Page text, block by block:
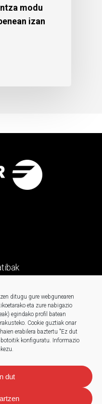
ditugu gure webgunearen
eta zure nabigazio
egindako profil batean
Cookie guztiak onar
erabilera baztertu "Ez dut
konfiguratu. Informazio
dut
modu
izan